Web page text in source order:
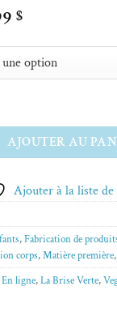
$Plage
prix :
5.99 $
karité
AJOUTER AU
Ajouter à la liste de
,Fabrication de
corps,Matière première,
En ligne,La Brise Verte,